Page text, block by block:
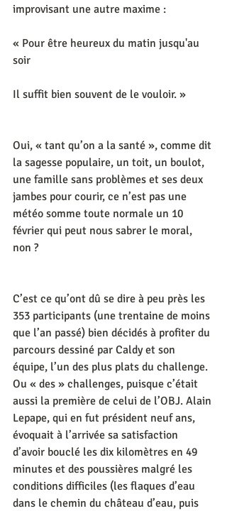
improvisant une autre maxime :
« Pour être heureux du matin jusqu'au
soir
Il suffit bien souvent de le vouloir. »
Oui, « tant qu’on a la santé », comme dit
la sagesse populaire, un toit, un boulot,
une famille sans problèmes et ses deux
jambes pour courir, ce n’est pas une
météo somme toute normale un 10
février qui peut nous sabrer le moral,
non ?
C’est ce qu’ont dû se dire à peu près les
353 participants (une trentaine de moins
que l’an passé) bien décidés à profiter du
parcours dessiné par Caldy et son
équipe, l’un des plus plats du challenge.
Ou « des » challenges, puisque c’était
aussi la première de celui de l’OBJ. Alain
Lepape, qui en fut président neuf ans,
évoquait à l’arrivée sa satisfaction
d’avoir bouclé les dix kilomètres en 49
minutes et des poussières malgré les
conditions difficiles (les flaques d’eau
dans le chemin du château d’eau, puis